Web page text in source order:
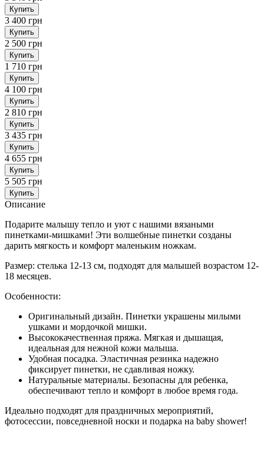
Купить
3 400 грн
Купить
2 500 грн
Купить
1 710 грн
Купить
4 100 грн
Купить
2 810 грн
Купить
3 435 грн
Купить
4 655 грн
Купить
5 505 грн
Купить
Описание
Подарите малышу тепло и уют с нашими вязаными
пинетками-мишками! Эти волшебные пинетки созданы
дарить мягкость и комфорт маленьким ножкам.
Размер: стелька 12-13 см, подходят для малышей возрастом 12-
18 месяцев.
Особенности:
Оригинальный дизайн. Пинетки украшены милыми
ушками и мордочкой мишки.
Высококачественная пряжа. Мягкая и дышащая,
идеальная для нежной кожи малыша.
Удобная посадка. Эластичная резинка надежно
фиксирует пинетки, не сдавливая ножку.
Натуральные материалы. Безопасны для ребенка,
обеспечивают тепло и комфорт в любое время года.
Идеально подходят для праздничных мероприятий,
фотосессии, повседневной носки и подарка на baby shower!